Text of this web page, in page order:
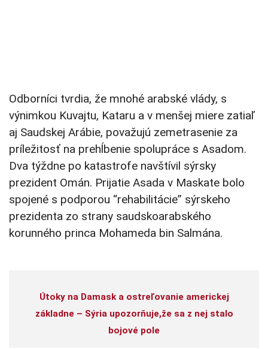
Odborníci tvrdia, že mnohé arabské vlády, s
výnimkou Kuvajtu, Kataru a v menšej miere zatiaľ
aj Saudskej Arábie, považujú zemetrasenie za
príležitosť na prehĺbenie spolupráce s Asadom.
Dva týždne po katastrofe navštívil sýrsky
prezident Omán. Prijatie Asada v Maskate bolo
spojené s podporou “rehabilitácie” sýrskeho
prezidenta zo strany saudskoarabského
korunného princa Mohameda bin Salmána.
Útoky na Damask a ostreľovanie americkej
základne – Sýria upozorňuje,že sa z nej stalo
bojové pole